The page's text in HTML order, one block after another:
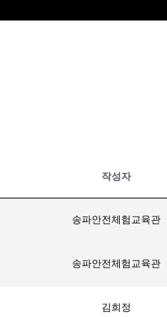
작성자
송파안전체험교육관
송파안전체험교육관
김희정